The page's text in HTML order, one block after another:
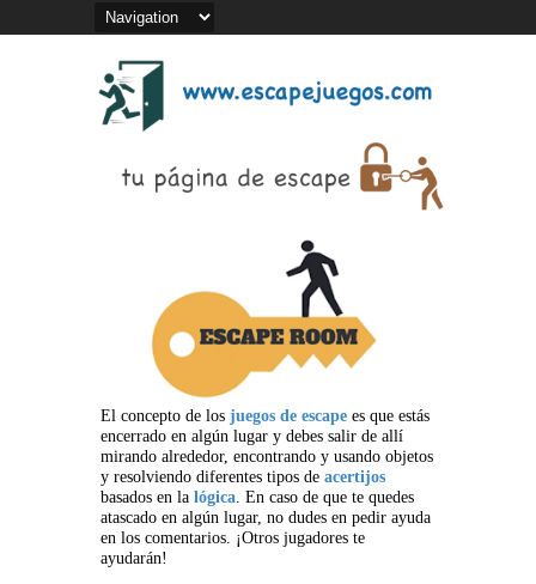
El concepto de los juegos de escape es que estás
encerrado en algún lugar y debes salir de allí
mirando alrededor, encontrando y usando objetos
y resolviendo diferentes tipos de acertijos
basados en la lógica. En caso de que te quedes
atascado en algún lugar, no dudes en pedir ayuda
en los comentarios. ¡Otros jugadores te
ayudarán!